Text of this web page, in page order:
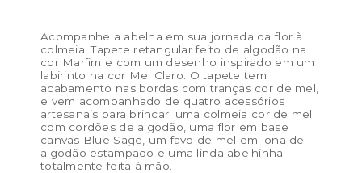
Acompanhe a abelha em sua jornada da flor à
colmeia! Tapete retangular feito de algodão na
cor Marfim e com um desenho inspirado em um
labirinto na cor Mel Claro. O tapete tem
acabamento nas bordas com tranças cor de mel,
e vem acompanhado de quatro acessórios
artesanais para brincar: uma colmeia cor de mel
com cordões de algodão, uma flor em base
canvas Blue Sage, um favo de mel em lona de
algodão estampado e uma linda abelhinha
totalmente feita à mão.